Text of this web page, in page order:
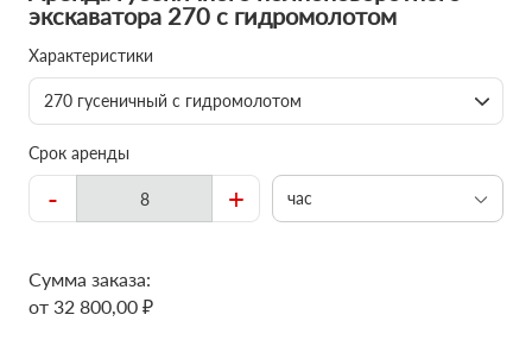
экскаватора 270 с гидромолотом
Характеристики
270 гусеничный с гидромолотом
Срок аренды
- + час
Сумма заказа:
от 32 800,00 ₽